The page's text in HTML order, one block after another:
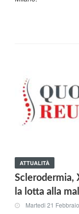
ATTUALITÀ
Sclerodermia,
la lotta alla
Martedi 21